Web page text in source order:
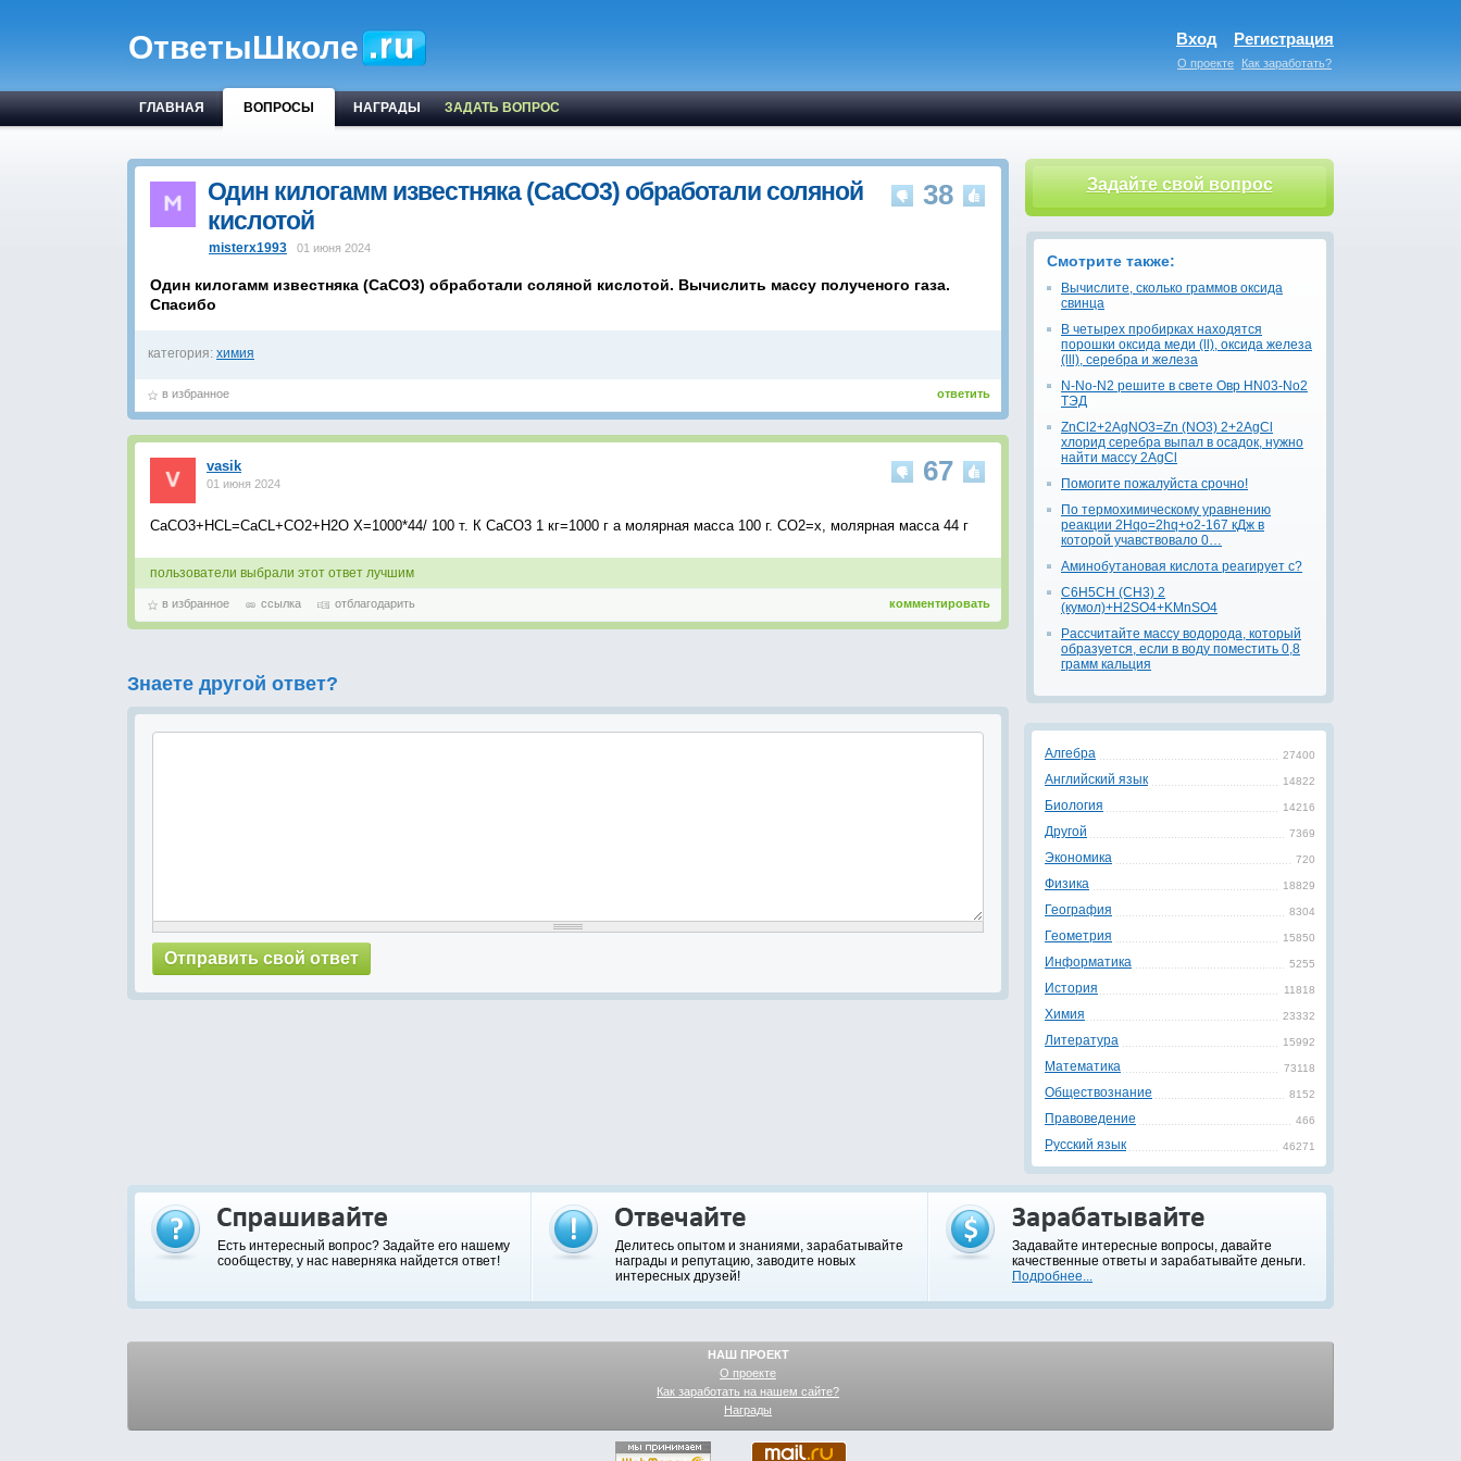
ОтветыШколе Вход Регистрация
О проекте Как заработать?
ГЛАВНАЯ ВОПРОСЫ НАГРАДЫ ЗАДАТЬ ВОПРОС
38
Один килогамм известняка (СаСО3) обработали соляной
кислотой
misterx1993 01 июня 2024
Один килогамм известняка (СаСО3) обработали соляной кислотой. Вычислить массу полученого газа.
Спасибо
категория: химия
ответить
в избранное
67
vasik
01 июня 2024
CaCO3+HCL=CaCL+CO2+H2O X=1000*44/ 100 т. К CaCO3 1 кг=1000 г а молярная масса 100 г. CO2=x, молярная масса 44 г
пользователи выбрали этот ответ лучшим
комментировать
в избранное ссылка отблагодарить
Знаете другой ответ?
Задайте свой вопрос
Смотрите также:
Вычислите, сколько граммов оксида
свинца
В четырех пробирках находятся
порошки оксида меди (ll), оксида железа
(lll), серебра и железа
N-No-N2 решите в свете Овр HN03-No2
ТЭД
ZnCl2+2AgNO3=Zn (NO3) 2+2AgCl
хлорид серебра выпал в осадок, нужно
найти массу 2AgCl
Помогите пожалуйста срочно!
По термохимическому уравнению
реакции 2Hqo=2hq+o2-167 кДж в
которой учавствовало 0…
Аминобутановая кислота реагирует с?
C6H5CH (CH3) 2
(кумол)+H2SO4+KMnSO4
Рассчитайте массу водорода, который
образуется, если в воду поместить 0,8
грамм кальция
27400
Алгебра
14822
Английский язык
14216
Биология
7369
Другой
720
Экономика
18829
Физика
8304
География
15850
Геометрия
5255
Информатика
11818
История
23332
Химия
15992
Литература
73118
Математика
8152
Обществознание
466
Правоведение
46271
Русский язык
Есть интересный вопрос? Задайте его нашему
сообществу, у нас наверняка найдется ответ!
Делитесь опытом и знаниями, зарабатывайте
награды и репутацию, заводите новых
интересных друзей!
Задавайте интересные вопросы, давайте
качественные ответы и зарабатывайте деньги.
Подробнее...
НАШ ПРОЕКТ
О проекте
Как заработать на нашем сайте?
Награды